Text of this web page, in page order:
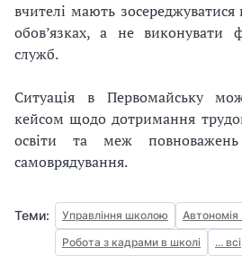
вчителі мають зосереджуватися
обов’язках, а не виконувати
служб.
Ситуація в Первомайську
кейсом щодо дотримання
освіти та меж повноважень
самоврядування.
Теми: Управління школою
Робота з кадрами в школі
... всі